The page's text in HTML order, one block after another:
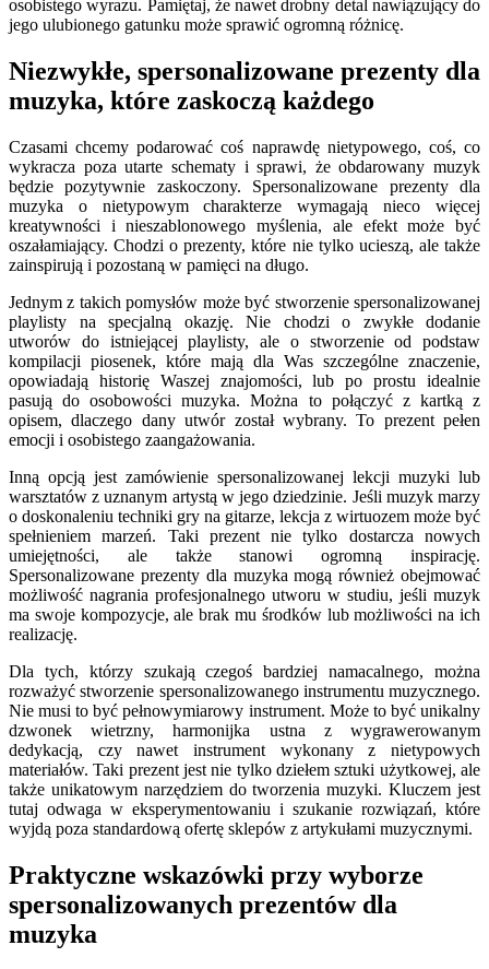
osobistego wyrazu. Pamiętaj, że nawet drobny detal nawiązujący do
jego ulubionego gatunku może sprawić ogromną różnicę.
Niezwykłe, spersonalizowane prezenty dla
muzyka, które zaskoczą każdego
Czasami chcemy podarować coś naprawdę nietypowego, coś, co
wykracza poza utarte schematy i sprawi, że obdarowany muzyk
będzie pozytywnie zaskoczony. Spersonalizowane prezenty dla
muzyka o nietypowym charakterze wymagają nieco więcej
kreatywności i nieszablonowego myślenia, ale efekt może być
oszałamiający. Chodzi o prezenty, które nie tylko ucieszą, ale także
zainspirują i pozostaną w pamięci na długo.
Jednym z takich pomysłów może być stworzenie spersonalizowanej
playlisty na specjalną okazję. Nie chodzi o zwykłe dodanie
utworów do istniejącej playlisty, ale o stworzenie od podstaw
kompilacji piosenek, które mają dla Was szczególne znaczenie,
opowiadają historię Waszej znajomości, lub po prostu idealnie
pasują do osobowości muzyka. Można to połączyć z kartką z
opisem, dlaczego dany utwór został wybrany. To prezent pełen
emocji i osobistego zaangażowania.
Inną opcją jest zamówienie spersonalizowanej lekcji muzyki lub
warsztatów z uznanym artystą w jego dziedzinie. Jeśli muzyk marzy
o doskonaleniu techniki gry na gitarze, lekcja z wirtuozem może być
spełnieniem marzeń. Taki prezent nie tylko dostarcza nowych
umiejętności, ale także stanowi ogromną inspirację.
Spersonalizowane prezenty dla muzyka mogą również obejmować
możliwość nagrania profesjonalnego utworu w studiu, jeśli muzyk
ma swoje kompozycje, ale brak mu środków lub możliwości na ich
realizację.
Dla tych, którzy szukają czegoś bardziej namacalnego, można
rozważyć stworzenie spersonalizowanego instrumentu muzycznego.
Nie musi to być pełnowymiarowy instrument. Może to być unikalny
dzwonek wietrzny, harmonijka ustna z wygrawerowanym
dedykacją, czy nawet instrument wykonany z nietypowych
materiałów. Taki prezent jest nie tylko dziełem sztuki użytkowej, ale
także unikatowym narzędziem do tworzenia muzyki. Kluczem jest
tutaj odwaga w eksperymentowaniu i szukanie rozwiązań, które
wyjdą poza standardową ofertę sklepów z artykułami muzycznymi.
Praktyczne wskazówki przy wyborze
spersonalizowanych prezentów dla
muzyka